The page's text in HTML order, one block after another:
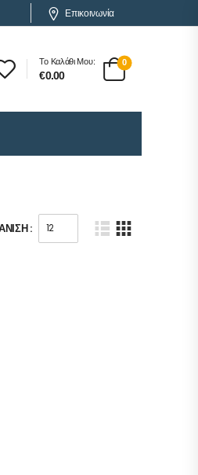
Επικοινωνία
Το Καλάθι Μου:
€0.00
0
: